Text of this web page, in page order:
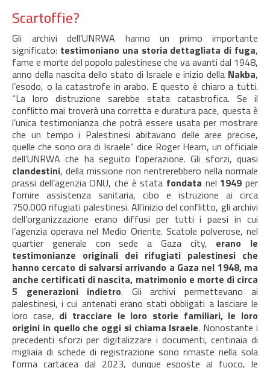
Scartoffie?
Gli archivi dell’UNRWA hanno un primo importante
significato: testimoniano una storia dettagliata di fuga,
fame e morte del popolo palestinese che va avanti dal 1948,
anno della nascita dello stato di Israele e inizio della Nakba,
l’esodo, o la catastrofe in arabo. E questo è chiaro a tutti.
“La loro distruzione sarebbe stata catastrofica. Se il
conflitto mai troverà una corretta e duratura pace, questa è
l’unica testimonianza che potrà essere usata per mostrare
che un tempo i Palestinesi abitavano delle aree precise,
quelle che sono ora di Israele” dice Roger Hearn, un officiale
dell’UNRWA che ha seguito l’operazione. Gli sforzi, quasi
clandestini, della missione non rientrerebbero nella normale
prassi dell’agenzia ONU, che è stata fondata nel 1949per
fornire assistenza sanitaria, cibo e istruzione ai circa
750.000 rifugiati palestinesi. All’inizio del conflitto, gli archivi
dell’organizzazione erano diffusi per tutti i paesi in cui
l’agenzia operava nel Medio Oriente. Scatole polverose, nel
quartier generale con sede a Gaza city, erano le
testimonianze originali dei rifugiati palestinesi che
hanno cercato di salvarsi arrivando a Gaza nel 1948, ma
anche certificati di nascita, matrimonio e morte di circa
5 generazioni indietro. Gli archivi permettevano ai
palestinesi, i cui antenati erano stati obbligati a lasciare le
loro case, di tracciare le loro storie familiari, le loro
origini in quello che oggi si chiama Israele. Nonostante i
precedenti sforzi per digitalizzare i documenti, centinaia di
migliaia di schede di registrazione sono rimaste nella sola
forma cartacea dal 2023, dunque esposte al fuoco, le